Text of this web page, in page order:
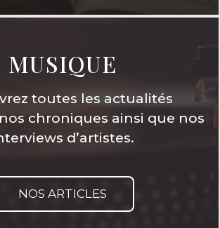
MUSIQUE
toutes les actualités
chroniques ainsi que nos
d’artistes.
NOS ARTICLES